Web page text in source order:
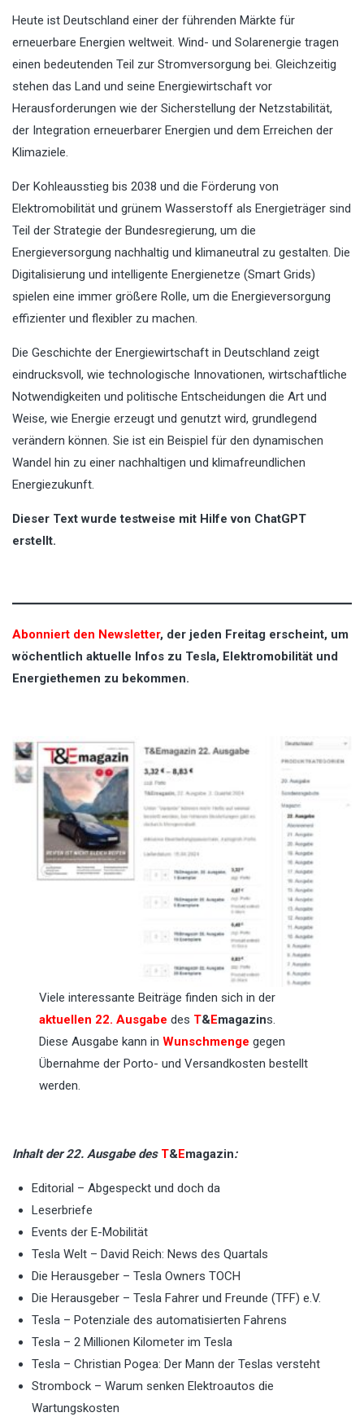
Heute ist Deutschland einer der führenden Märkte für
erneuerbare Energien weltweit. Wind- und Solarenergie tragen
einen bedeutenden Teil zur Stromversorgung bei. Gleichzeitig
stehen das Land und seine Energiewirtschaft vor
Herausforderungen wie der Sicherstellung der Netzstabilität,
der Integration erneuerbarer Energien und dem Erreichen der
Klimaziele.
Der Kohleausstieg bis 2038 und die Förderung von
Elektromobilität und grünem Wasserstoff als Energieträger sind
Teil der Strategie der Bundesregierung, um die
Energieversorgung nachhaltig und klimaneutral zu gestalten. Die
Digitalisierung und intelligente Energienetze (Smart Grids)
spielen eine immer größere Rolle, um die Energieversorgung
effizienter und flexibler zu machen.
Die Geschichte der Energiewirtschaft in Deutschland zeigt
eindrucksvoll, wie technologische Innovationen, wirtschaftliche
Notwendigkeiten und politische Entscheidungen die Art und
Weise, wie Energie erzeugt und genutzt wird, grundlegend
verändern können. Sie ist ein Beispiel für den dynamischen
Wandel hin zu einer nachhaltigen und klimafreundlichen
Energiezukunft.
Dieser Text wurde testweise mit Hilfe von ChatGPT
erstellt.
Abonniert den Newsletter, der jeden Freitag erscheint, um
wöchentlich aktuelle Infos zu Tesla, Elektromobilität und
Energiethemen zu bekommen.
Viele interessante Beiträge finden sich in der
aktuellen 22. Ausgabe des T&Emagazins.
Diese Ausgabe kann inWunschmenge gegen
Übernahme der Porto- und Versandkosten bestellt
werden.
Inhalt der 22. Ausgabe des T&Emagazin:
Editorial – Abgespeckt und doch da
Leserbriefe
Events der E-Mobilität
Tesla Welt – David Reich: News des Quartals
Die Herausgeber – Tesla Owners TOCH
Die Herausgeber – Tesla Fahrer und Freunde (TFF) e.V.
Tesla – Potenziale des automatisierten Fahrens
Tesla – 2 Millionen Kilometer im Tesla
Tesla – Christian Pogea: Der Mann der Teslas versteht
Strombock – Warum senken Elektroautos die
Wartungskosten